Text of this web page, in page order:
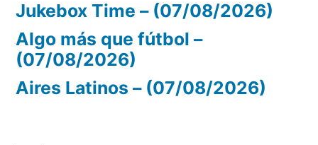
Jukebox Time – (07/08/2026)
Algo más que fútbol –
(07/08/2026)
Aires Latinos – (07/08/2026)